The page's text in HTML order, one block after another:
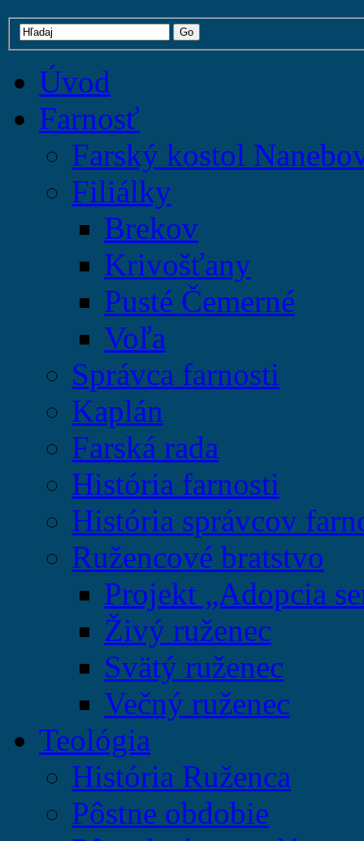
Úvod
Farnosť
Farský kostol
Filiálky
Brekov
Krivošťany
Pusté Čemerné
Voľa
Správca farnosti
Kaplán
Farská rada
História farnosti
História správcov
Ružencové bratstvo
Projekt „Adopcia
Živý ruženec
Svätý ruženec
Večný ruženec
Teológia
História Ruženca
Pôstne obdobie